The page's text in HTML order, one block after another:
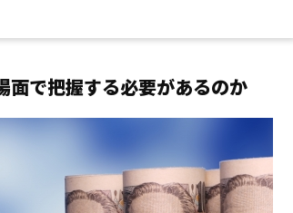
面で把握する必要があるのか